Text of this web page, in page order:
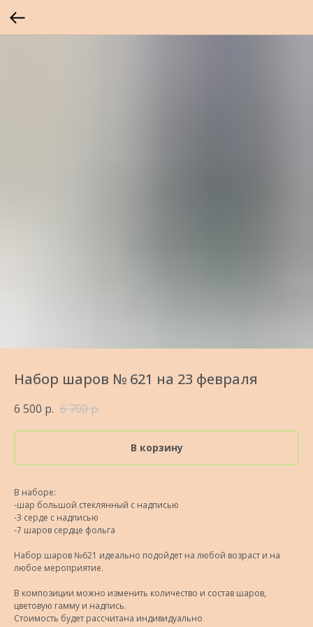
Набор шаров № 621 на 23 февраля
6 500 р. 6 700р.
В корзину
В наборе:
-шар большой стеклянный с надписью
-3 серде с надписью
-7 шаров сердце фольга
Набор шаров №621 идеально подойдет на любой возраст и на
любое мероприятие.
В композиции можно изменить количество и состав шаров,
цветовую гамму и надпись.
Стоимость будет рассчитана индивидуально